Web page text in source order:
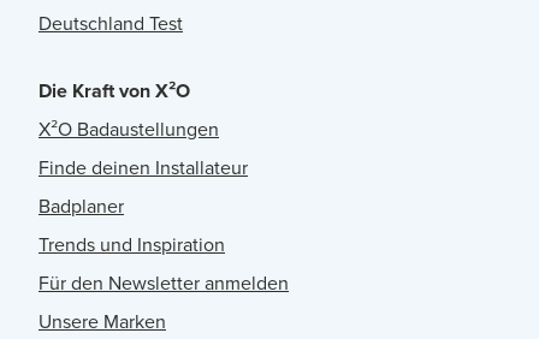
Deutschland Test
Die Kraft von X²O
X²O Badaustellungen
Finde deinen Installateur
Badplaner
Trends und Inspiration
Für den Newsletter anmelden
Unsere Marken